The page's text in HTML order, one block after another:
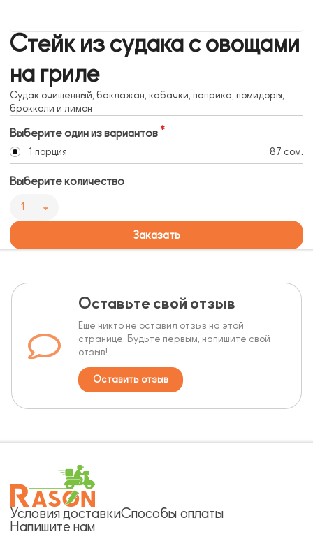
Стейк из судака с овощами
на гриле
Судак очищенный, баклажан, кабачки, паприка, помидоры,
брокколи и лимон
Выберите один из вариантов
1 порция 87 сом.
Выберите количество
1
Заказать
Оставьте свой отзыв
Еще никто не оставил отзыв на этой
странице. Будьте первым, напишите свой
отзыв!
Оставить отзыв
Условия доставкиСпособы оплаты
Напишите нам